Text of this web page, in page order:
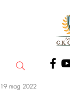
19 mag 2022